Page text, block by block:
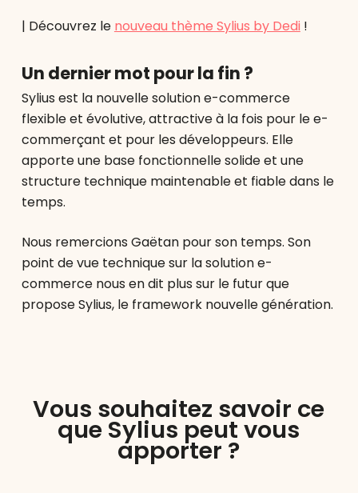
| Découvrez le nouveau thème Sylius by Dedi!
Un dernier mot pour la fin ?
Sylius est la nouvelle solution e-commerce
flexible et évolutive, attractive à la fois pour le e-
commerçant et pour les développeurs. Elle
apporte une base fonctionnelle solide et une
structure technique maintenable et fiable dans le
temps.
Nous remercions Gaëtan pour son temps. Son
point de vue technique sur la solution e-
commerce nous en dit plus sur le futur que
propose Sylius, le framework nouvelle génération.
Vous souhaitez savoir ce
que Sylius peut vous
apporter ?